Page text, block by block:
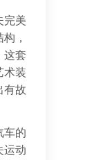
完美
，
这套
术装
有故
车的
运动